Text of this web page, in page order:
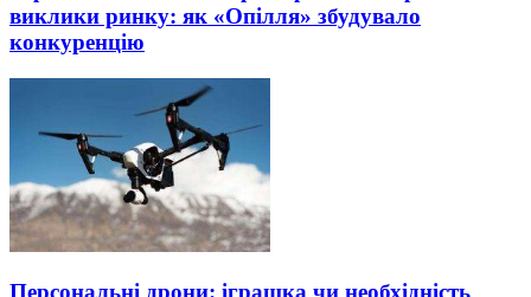
виклики ринку: як «Опілля» збудувало
конкуренцію
Персональні дрони: іграшка чи необхідність